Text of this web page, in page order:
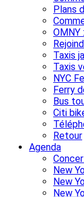
Plans
Taxis
Taxis
NYC
Ferry
Bus
Citi
Retour
Agenda
New
New
New